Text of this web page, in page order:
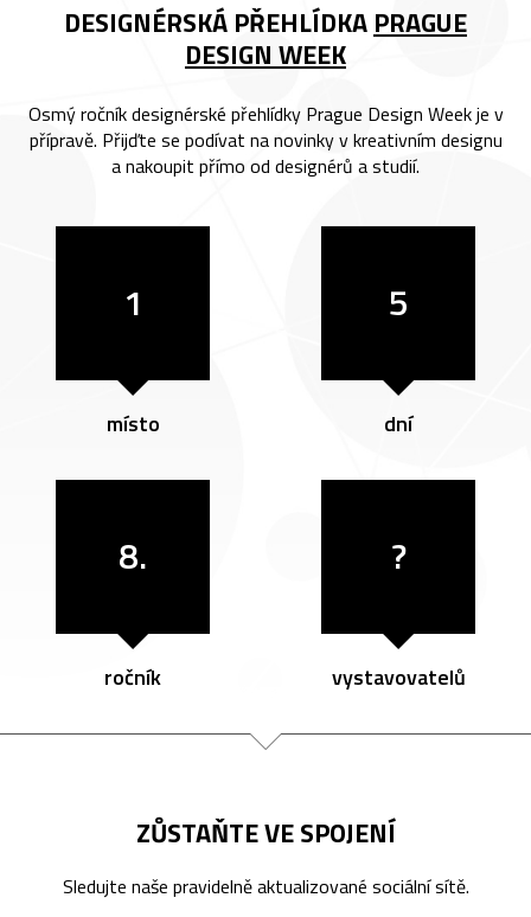
DESIGNÉRSKÁ PŘEHLÍDKA PRAGUE
DESIGN WEEK
Osmý ročník designérské přehlídky Prague Design Week je v
přípravě. Přijďte se podívat na novinky v kreativním designu
a nakoupit přímo od designérů a studií.
1
místo
5
dní
8.
ročník
?
vystavovatelů
ZŮSTAŇTE VE SPOJENÍ
Sledujte naše pravidelně aktualizované sociální sítě.